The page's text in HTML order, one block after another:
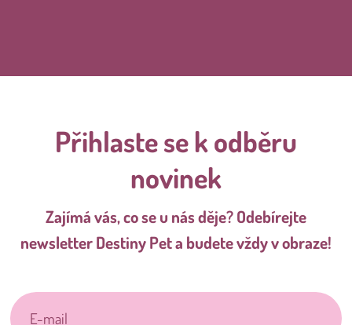
Přihlaste se k odběru
novinek
Zajímá vás, co se u nás děje? Odebírejte
newsletter Destiny Pet a budete vždy v obraze!